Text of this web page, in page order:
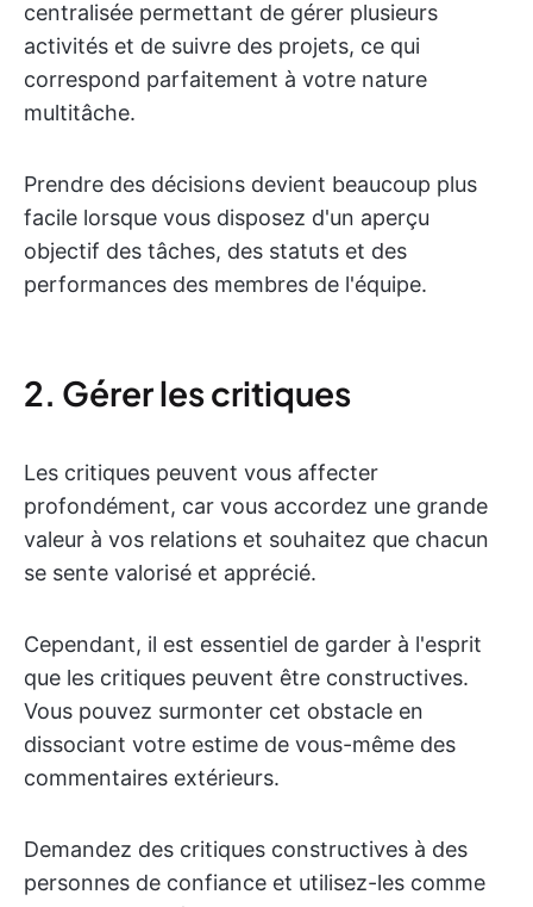
centralisée permettant de gérer plusieurs
activités et de suivre des projets, ce qui
correspond parfaitement à votre nature
multitâche.
Prendre des décisions devient beaucoup plus
facile lorsque vous disposez d'un aperçu
objectif des tâches, des statuts et des
performances des membres de l'équipe.
2. Gérer les critiques
Les critiques peuvent vous affecter
profondément, car vous accordez une grande
valeur à vos relations et souhaitez que chacun
se sente valorisé et apprécié.
Cependant, il est essentiel de garder à l'esprit
que les critiques peuvent être constructives.
Vous pouvez surmonter cet obstacle en
dissociant votre estime de vous-même des
commentaires extérieurs.
Demandez des critiques constructives à des
personnes de confiance et utilisez-les comme